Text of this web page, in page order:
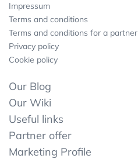
Impressum
Terms and conditions
Terms and conditions for a partner
Privacy policy
Cookie policy
Our Blog
Our Wiki
Useful links
Partner offer
Marketing Profile